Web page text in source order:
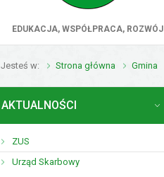
EDUKACJA, WSPÓŁPRACA, ROZWÓJ
Jesteś w Strona główna Gmina
MENU
AKTUALNOŚCI
ZUS
Urząd Skarbowy